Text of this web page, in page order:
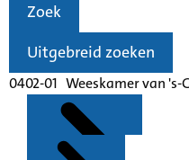
Zoek
Uitgebreid zoeken
0402-01 Weeskamer van 's-